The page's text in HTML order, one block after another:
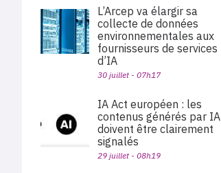
L’Arcep va élargir sa
collecte de données
environnementales aux
fournisseurs de services
d’IA
30 juillet - 07h17
IA Act européen : les
contenus générés par IA
doivent être clairement
signalés
29 juillet - 08h19